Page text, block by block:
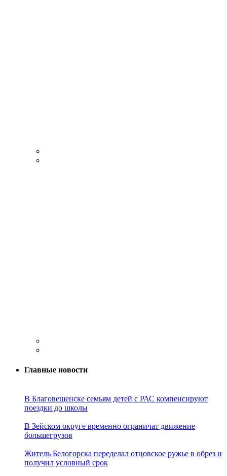
Главные новости
В Благовещенске семьям детей с РАС компенсируют
поездки до школы
В Зейском округе временно ограничат движение
большегрузов
Житель Белогорска переделал отцовское ружье в обрез и
получил условный срок